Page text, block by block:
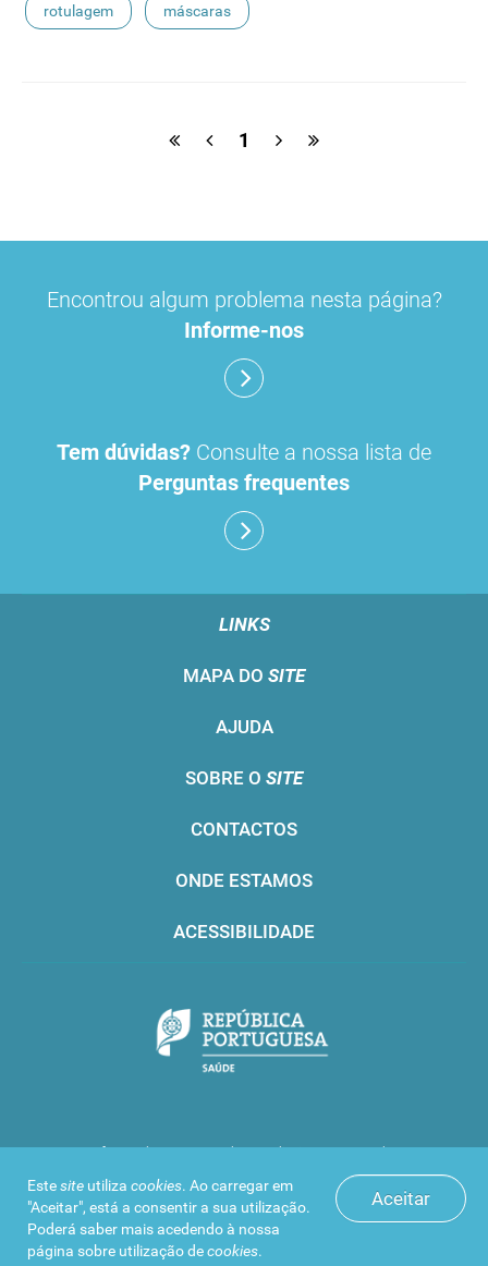
rotulagem máscaras
1
Aceitar
Estesite utiliza cookies. Ao carregar em
"Aceitar", está a consentir a sua utilização.
Poderá saber mais acedendo à nossa
página sobre utilização decookies.
Encontrou algum problema nesta página?
Informe-nos
Tem dúvidas? Consulte a nossa lista de
Perguntas frequentes
LINKS
MAPA DO SITE
AJUDA
SOBRE O SITE
CONTACTOS
ONDE ESTAMOS
ACESSIBILIDADE
Infarmed © 2016. Todos os direitos reservados